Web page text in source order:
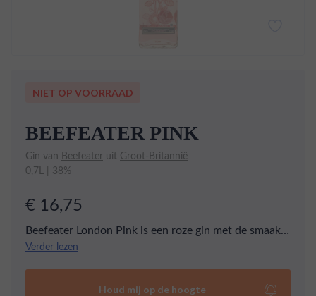
NIET OP VOORRAAD
BEEFEATER PINK
Gin van Beefeater uit Groot-Britannië
0,7L | 38%
€ 16,75
Beefeater London Pink is een roze gin met de smaak
van rozen, frambozen en aardbeien. Mix hem met je
Verder lezen
Houd mij op de hoogte